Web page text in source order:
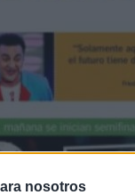
nosotros